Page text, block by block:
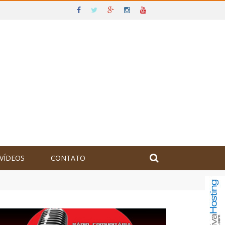
VÍDEOS CONTATO